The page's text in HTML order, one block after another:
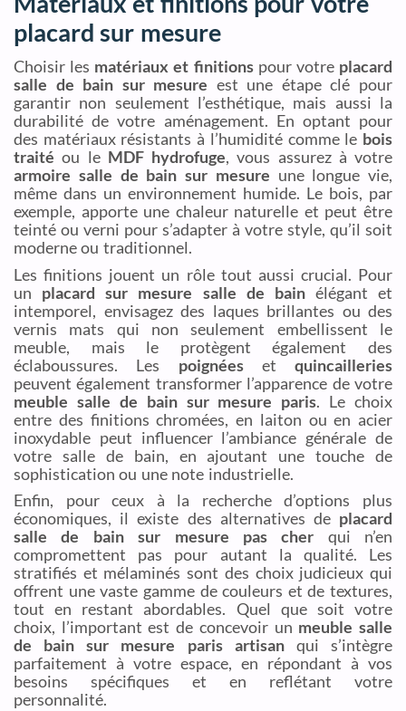
placard sur mesure
Choisir les matériaux et finitionspour votre placard
salle de bain sur mesure est une étape clé pour
garantir non seulement l’esthétique, mais aussi la
durabilité de votre aménagement. En optant pour
des matériaux résistants à l’humidité comme le bois
traité ou le MDF hydrofuge, vous assurez à votre
armoire salle de bain sur mesure une longue vie,
même dans un environnement humide. Le bois, par
exemple, apporte une chaleur naturelle et peut être
teinté ou verni pour s’adapter à votre style, qu’il soit
moderne ou traditionnel.
Les finitions jouent un rôle tout aussi crucial. Pour
un placard sur mesure salle de bainélégant et
intemporel, envisagez des laques brillantes ou des
vernis mats qui non seulement embellissent le
meuble, mais le protègent également des
éclaboussures. Les poignéeset quincailleries
peuvent également transformer l’apparence de votre
meuble salle de bain sur mesure paris. Le choix
entre des finitions chromées, en laiton ou en acier
inoxydable peut influencer l’ambiance générale de
votre salle de bain, en ajoutant une touche de
sophistication ou une note industrielle.
Enfin, pour ceux à la recherche d’options plus
économiques, il existe des alternatives de placard
salle de bain sur mesure pas cher qui n’en
compromettent pas pour autant la qualité. Les
stratifiés et mélaminés sont des choix judicieux qui
offrent une vaste gamme de couleurs et de textures,
tout en restant abordables. Quel que soit votre
choix, l’important est de concevoir un meuble salle
de bain sur mesure paris artisanqui s’intègre
parfaitement à votre espace, en répondant à vos
besoins spécifiques et en reflétant votre
personnalité.